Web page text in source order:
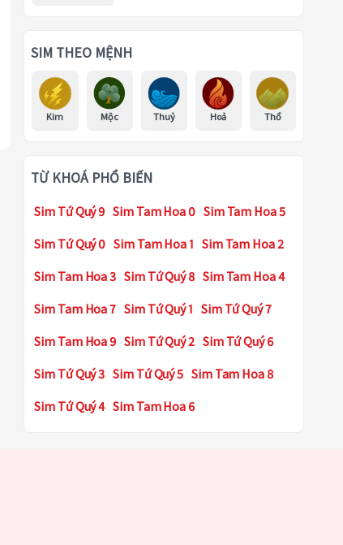
SIM THEO MỆNH
Kim Mộc Thuỷ Hoả Thổ
TỪ KHOÁ PHỔ BIẾN
Sim Tứ Quý 9 Sim Tam Hoa 0 Sim Tam Hoa 5
Sim Tứ Quý 0 Sim Tam Hoa 1 Sim Tam Hoa 2
Sim Tam Hoa 3 Sim Tứ Quý 8 Sim Tam Hoa 4
Sim Tam Hoa 7 Sim Tứ Quý 1 Sim Tứ Quý 7
Sim Tam Hoa 9 Sim Tứ Quý 2 Sim Tứ Quý 6
Sim Tứ Quý 3 Sim Tứ Quý 5 Sim Tam Hoa 8
Sim Tứ Quý 4 Sim Tam Hoa 6